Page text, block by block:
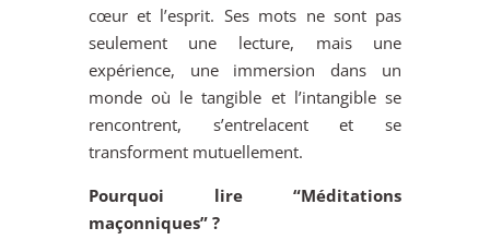
cœur et l’esprit. Ses mots ne sont pas
seulement une lecture, mais une
expérience, une immersion dans un
monde où le tangible et l’intangible se
rencontrent, s’entrelacent et se
transforment mutuellement.
Pourquoi lire “Méditations
maçonniques” ?